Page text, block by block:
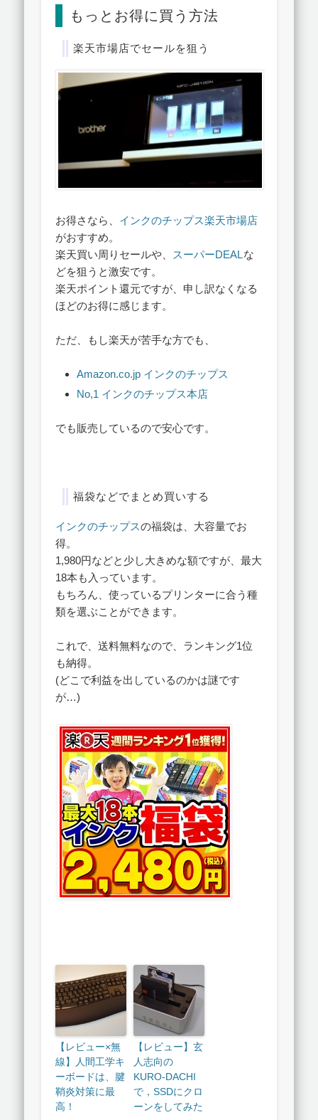
もっとお得に買う方法
楽天市場店でセールを狙う
お得さなら、 インクのチップス楽天市場店
がおすすめ。
楽天買い周りセールや、
スーパーDEALな
どを狙うと激安です。
楽天ポイント還元ですが、申し訳なくなる
ほどのお得に感じます。
ただ、もし楽天が苦手な方でも、
Amazon.co.jp インクのチップス
No,1 インクのチップス本店
でも販売しているので安心です。
福袋などでまとめ買いする
インクのチップスの福袋は、大容量でお
得。
1,980円などと少し大きめな額ですが、最大
18本も入っています。
もちろん、使っているプリンターに合う種
類を選ぶことができます。
これで、送料無料なので、ランキング1位
も納得。
(どこで利益を出しているのかは謎です
が…)
【レビュー×無
線】人間工学キ
ーボードは、腱
鞘炎対策に最
高！
【レビュー】玄
人志向の
KURO-DACHI
で，SSDにクロ
ーンをしてみた